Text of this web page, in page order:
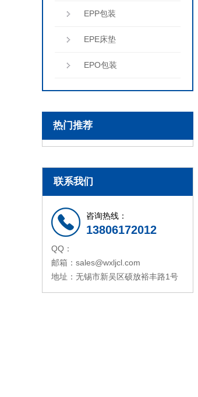
EPP包装
EPE床垫
EPO包装
热门推荐
联系我们
咨询热线：
13806172012
QQ：
邮箱：sales@wxljcl.com
地址：无锡市新吴区硕放裕丰路1号